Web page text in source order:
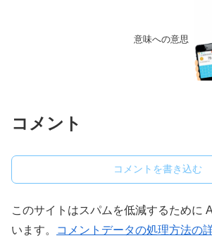
意味への意思
コメント
コメントを書き込む
このサイトはスパムを低減するために
います。
コメントデータの処理方法の